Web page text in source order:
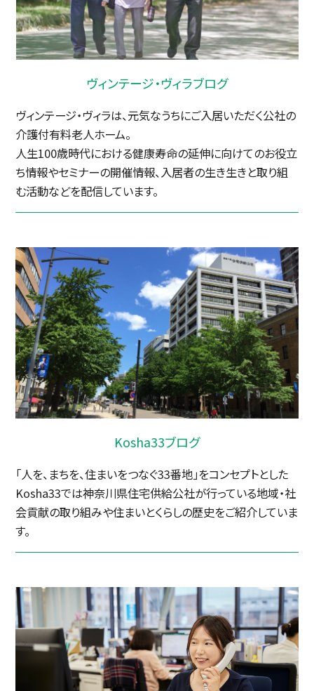
ヴィンテージ・ヴィラブログ
ヴィンテージ・ヴィラは、元気なうちにご入居いただく公社の
介護付有料老人ホーム。
人生100歳時代における健康寿命の延伸に向けてのお役立
ち情報やセミナーの開催情報、入居者の生き生きと取り組
む活動などを配信しています。
Kosha33ブログ
「人を、まちを、住まいをつなぐ33番地」をコンセプトとした
Kosha33では神奈川県住宅供給公社が行っている地域・社
会貢献の取り組みや住まいとくらしの歴史をご紹介していま
す。